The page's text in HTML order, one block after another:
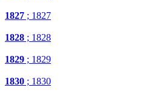
1827 ; 1827
1828 ; 1828
1829 ; 1829
1830 ; 1830